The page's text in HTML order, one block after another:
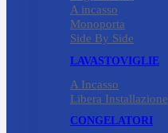
A incasso
Monoporta
Side By Side
LAVASTOVIGLIE
A Incasso
Libera Installazione
CONGELATORI